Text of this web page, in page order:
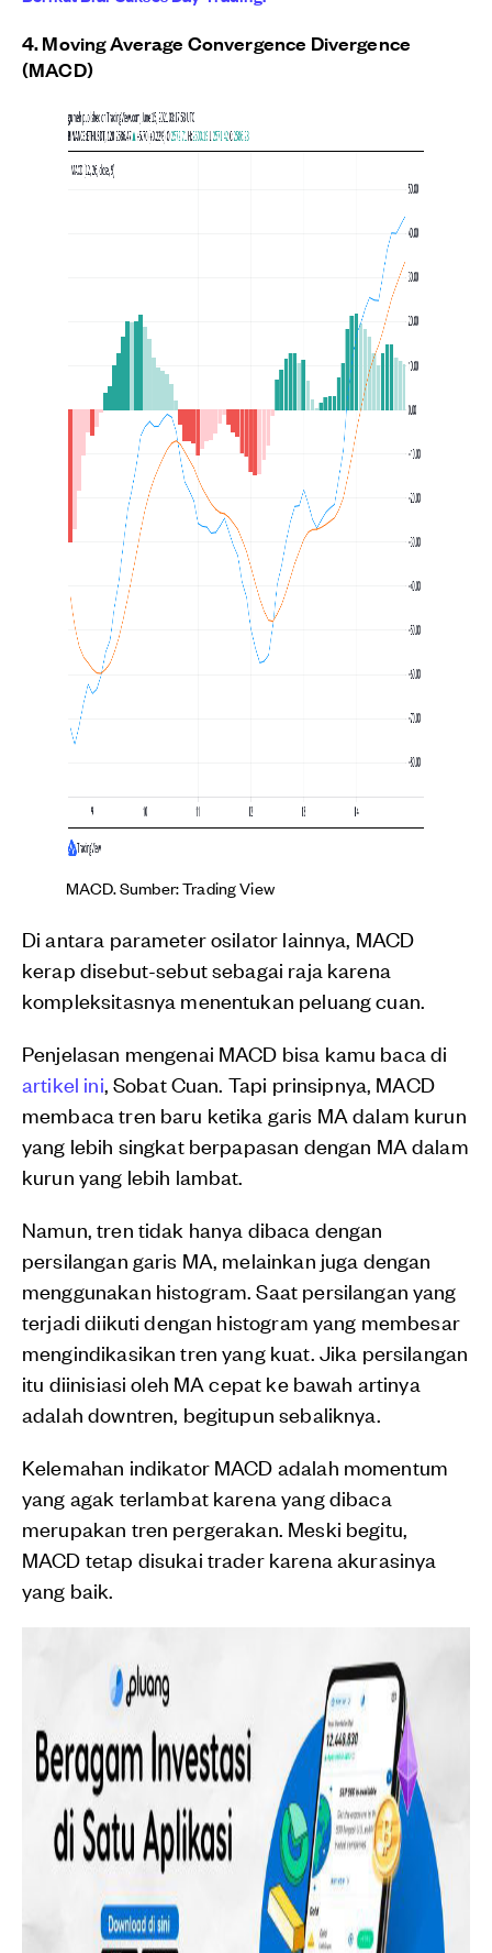
4. Moving Average Convergence Divergence
(MACD)
MACD. Sumber: Trading View
Di antara parameter osilator lainnya, MACD
kerap disebut-sebut sebagai raja karena
kompleksitasnya menentukan peluang cuan.
Penjelasan mengenai MACD bisa kamu baca di
artikel ini , Sobat Cuan. Tapi prinsipnya, MACD
membaca tren baru ketika garis MA dalam kurun
yang lebih singkat berpapasan dengan MA dalam
kurun yang lebih lambat.
Namun, tren tidak hanya dibaca dengan
persilangan garis MA, melainkan juga dengan
menggunakan histogram. Saat persilangan yang
terjadi diikuti dengan histogram yang membesar
mengindikasikan tren yang kuat. Jika persilangan
itu diinisiasi oleh MA cepat ke bawah artinya
adalah downtren, begitupun sebaliknya.
Kelemahan indikator MACD adalah momentum
yang agak terlambat karena yang dibaca
merupakan tren pergerakan. Meski begitu,
MACD tetap disukai trader karena akurasinya
yang baik.